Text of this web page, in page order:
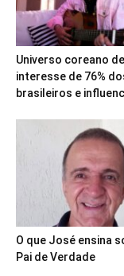
Universo coreano
interesse de 76%
brasileiros e
O que José ensina
Pai de Verdade